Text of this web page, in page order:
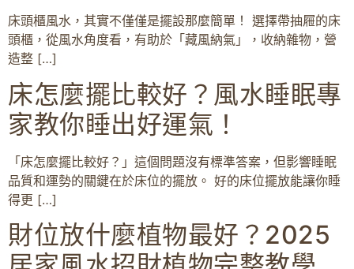
床頭櫃風水，其實不僅僅是擺設那麼簡單！ 選擇帶抽屜的床
頭櫃，從風水角度看，有助於「藏風納氣」，收納雜物，營
造整 […]
床怎麼擺比較好？風水睡眠專
家教你睡出好運氣！
「床怎麼擺比較好？」這個問題沒有標準答案，但影響睡眠
品質和運勢的關鍵在於床位的擺放。 好的床位擺放能讓你睡
得更 […]
財位放什麼植物最好？2025